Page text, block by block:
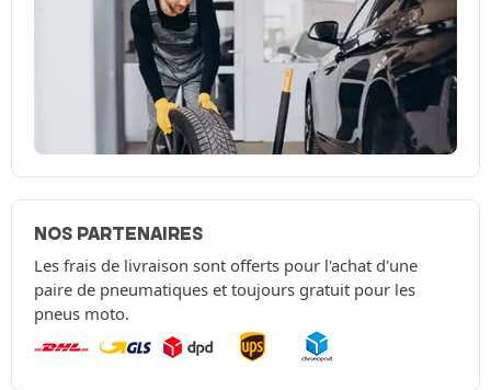
NOS PARTENAIRES
Les frais de livraison sont offerts pour l'achat d'une
paire de pneumatiques et toujours gratuit pour les
pneus moto.